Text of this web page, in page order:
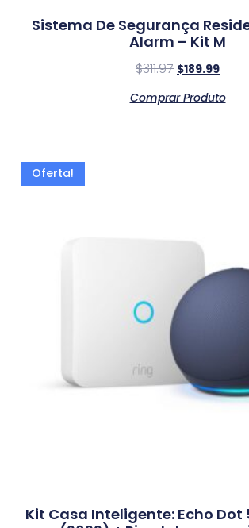
Sistema De Segurança
Alarm – Kit M
$311.97 $189.99
Comprar Produto
Oferta!
Kit Casa Inteligente: Echo Dot